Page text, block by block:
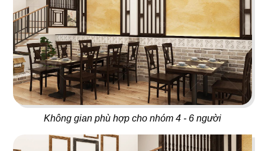
Không gian phù hợp cho nhóm 4 - 6 người
33
MANDARINE
Coffee & Tea
34
DON CHICKEN LONG
KHÁNH
Nhà hàng Hàn